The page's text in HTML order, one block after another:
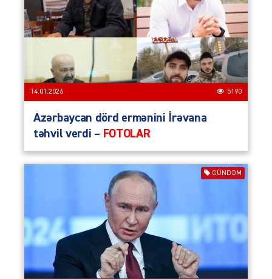
14.01.2026 5190
Azərbaycan dörd ermənini İrəvana
təhvil verdi – FOTOLAR
GÜNDƏM